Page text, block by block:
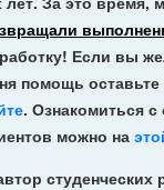
Если вы
помощь оставьте
. Ознакомиться
можно на
студенческих